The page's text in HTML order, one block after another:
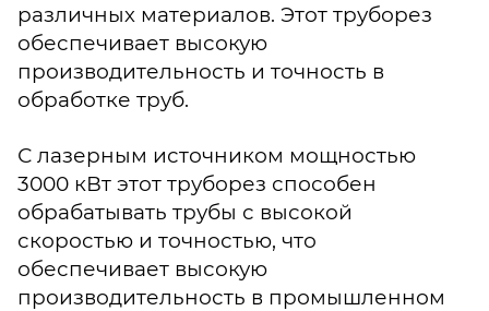
различных материалов. Этот труборез
обеспечивает высокую
производительность и точность в
обработке труб.
С лазерным источником мощностью
3000 кВт этот труборез способен
обрабатывать трубы с высокой
скоростью и точностью, что
обеспечивает высокую
производительность в промышленном